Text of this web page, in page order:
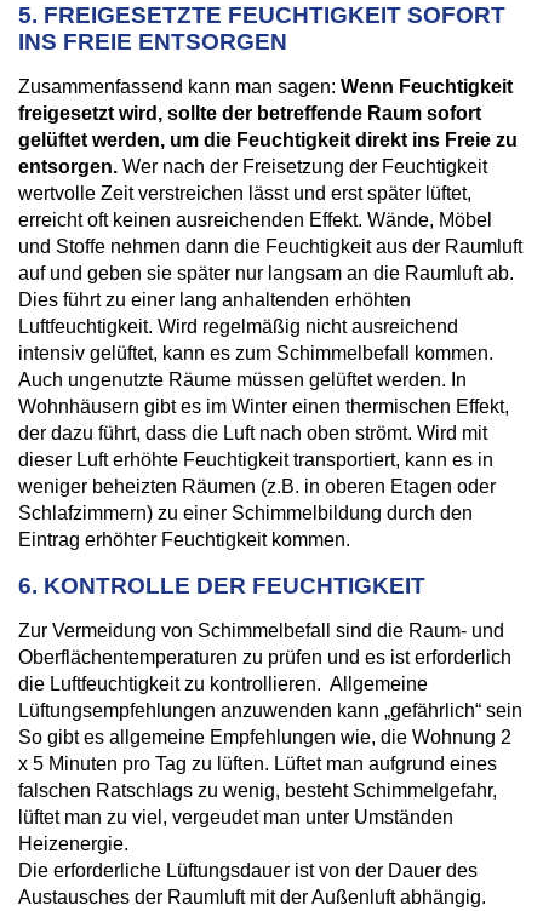
5. FREIGESETZTE FEUCHTIGKEIT SOFORT
INS FREIE ENTSORGEN
Zusammenfassend kann man sagen: Wenn Feuchtigkeit
freigesetzt wird, sollte der betreffende Raum sofort
gelüftet werden, um die Feuchtigkeit direkt ins Freie zu
entsorgen. Wer nach der Freisetzung der Feuchtigkeit
wertvolle Zeit verstreichen lässt und erst später lüftet,
erreicht oft keinen ausreichenden Effekt. Wände, Möbel
und Stoffe nehmen dann die Feuchtigkeit aus der Raumluft
auf und geben sie später nur langsam an die Raumluft ab.
Dies führt zu einer lang anhaltenden erhöhten
Luftfeuchtigkeit. Wird regelmäßig nicht ausreichend
intensiv gelüftet, kann es zum Schimmelbefall kommen.
Auch ungenutzte Räume müssen gelüftet werden. In
Wohnhäusern gibt es im Winter einen thermischen Effekt,
der dazu führt, dass die Luft nach oben strömt. Wird mit
dieser Luft erhöhte Feuchtigkeit transportiert, kann es in
weniger beheizten Räumen (z.B. in oberen Etagen oder
Schlafzimmern) zu einer Schimmelbildung durch den
Eintrag erhöhter Feuchtigkeit kommen.
6. KONTROLLE DER FEUCHTIGKEIT
Zur Vermeidung von Schimmelbefall sind die Raum- und
Oberflächentemperaturen zu prüfen und es ist erforderlich
die Luftfeuchtigkeit zu kontrollieren. Allgemeine
Lüftungsempfehlungen anzuwenden kann „gefährlich“ sein
So gibt es allgemeine Empfehlungen wie, die Wohnung 2
x 5 Minuten pro Tag zu lüften. Lüftet man aufgrund eines
falschen Ratschlags zu wenig, besteht Schimmelgefahr,
lüftet man zu viel, vergeudet man unter Umständen
Heizenergie.
Die erforderliche Lüftungsdauer ist von der Dauer des
Austausches der Raumluft mit der Außenluft abhängig.